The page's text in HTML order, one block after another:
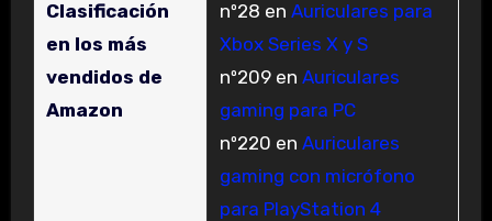
Clasificación
en los más
vendidos de
Amazon
nº28 en Auriculares para
Xbox Series X y S
nº209 en Auriculares
gaming para PC
nº220 en Auriculares
gaming con micrófono
para PlayStation 4